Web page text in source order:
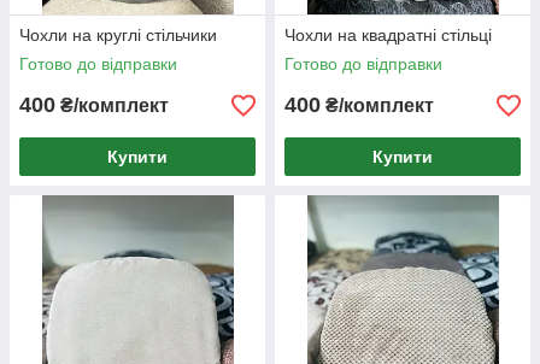
Чохли на круглі стільчики
Готово до відправки
400 ₴/комплект
Купити
Чохли на квадратні стільці
Готово до відправки
400 ₴/комплект
Купити